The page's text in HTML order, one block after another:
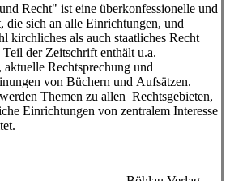
Recht" ist eine überkonfessionelle und
die sich an alle Einrichtungen, und
kirchliches als auch staatliches Recht
der Zeitschrift enthält u.a.
Rechtsprechung und
von Büchern und Aufsätzen.
Themen zu allen Rechtsgebieten,
Einrichtungen von zentralem Interesse